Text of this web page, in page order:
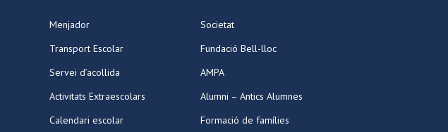
Menjador
Transport Escolar
Servei d’acollida
Activitats Extraescolars
Calendari escolar
Societat
Fundació Bell-lloc
AMPA
Alumni – Antics Alumnes
Formació de famílies